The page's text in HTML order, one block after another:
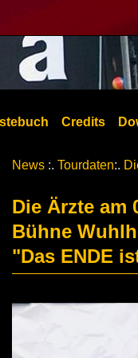
Credits
News :. Tourdaten:.
Die Ärzte am
Bühne
"Das ENDE